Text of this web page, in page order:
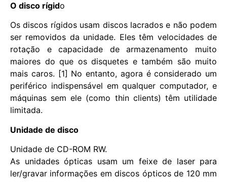
O disco rígido
Os discos rígidos usam discos lacrados e não podem
ser removidos da unidade. Eles têm velocidades de
rotação e capacidade de armazenamento muito
maiores do que os disquetes e também são muito
mais caros. [1] No entanto, agora é considerado um
periférico indispensável em qualquer computador, e
máquinas sem ele (como thin clients) têm utilidade
limitada.
Unidade de disco
Unidade de CD-ROM RW.
As unidades ópticas usam um feixe de laser para
ler/gravar informações em discos ópticos de 120 mm